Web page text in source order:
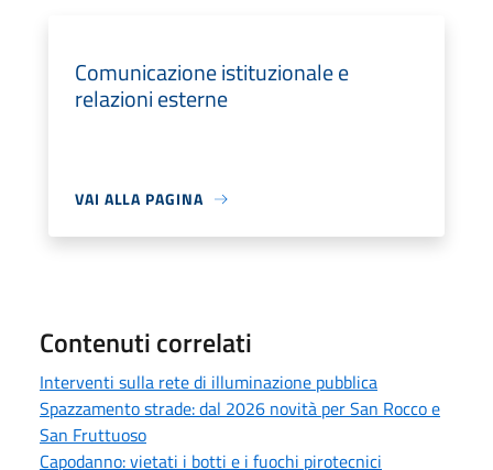
Comunicazione istituzionale e
relazioni esterne
VAI ALLA PAGINA
Contenuti correlati
Interventi sulla rete di illuminazione pubblica
Spazzamento strade: dal 2026 novità per San Rocco e
San Fruttuoso
Capodanno: vietati i botti e i fuochi pirotecnici